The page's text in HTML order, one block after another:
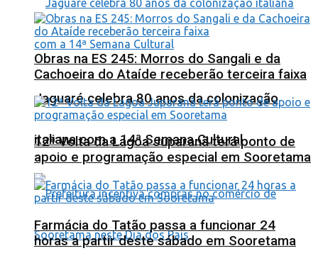
Jaguaré celebra 80 anos da colonização
italiana com a 14ª Semana Cultural
Obras na ES 245: Morros do Sangali e da
Cachoeira do Ataíde receberão terceira faixa
12ª Volta da Lagoa Juparanã terá ponto de
apoio e programação especial em Sooretama
Farmácia do Tatão passa a funcionar 24
horas a partir deste sábado em Sooretama